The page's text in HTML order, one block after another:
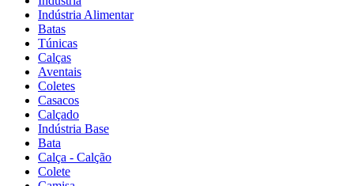
Indústria Alimentar
Batas
Túnicas
Calças
Aventais
Coletes
Casacos
Calçado
Indústria Base
Bata
Calça - Calção
Colete